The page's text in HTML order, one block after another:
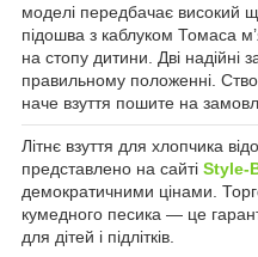
моделі передбачає високий
підошва з каблуком Томаса
на стопу дитини. Дві надійні
правильному положенні.
наче взуття пошите на
Літнє взуття для хлопчика
представлено на сайті Style-
демократичними цінами.
кумедного песика — це
для дітей і підлітків.